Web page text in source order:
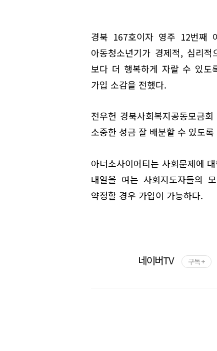
경북 167호이자 영주 12번째
아동청소년기가 경제적, 심리
보다 더 행복하게 자랄 수 있
가입 소감을 전했다.
전우헌 경북사회복지공동모금
소중한 성금 잘 배분할 수 있도
아너소사이어티는 사회문제에
내일을 여는 사회지도자들의
약정할 경우 가입이 가능하다.
네이버TV 구독 +